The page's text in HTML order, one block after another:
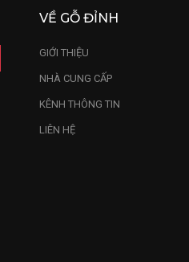
VỀ GỖ ĐỈNH
GIỚI THIỆU
NHÀ CUNG CẤP
KÊNH THÔNG TIN
LIÊN HỆ